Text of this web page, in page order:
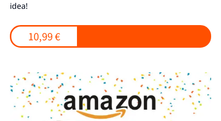
idea!
10,99 €